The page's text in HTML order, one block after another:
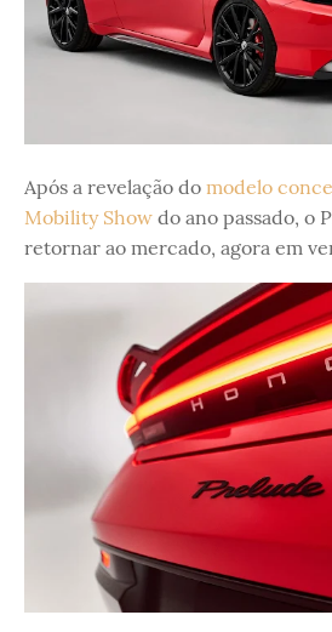
Após a revelação do modelo
Mobility Show do ano passado, o
retornar ao mercado, agora em